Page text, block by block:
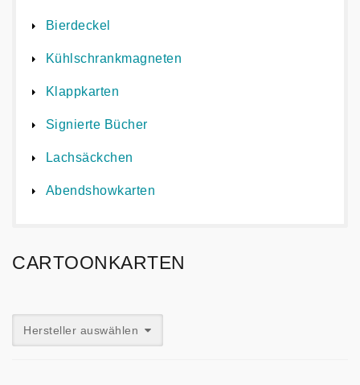
Bierdeckel
Kühlschrankmagneten
Klappkarten
Signierte Bücher
Lachsäckchen
Abendshowkarten
CARTOONKARTEN
Hersteller auswählen